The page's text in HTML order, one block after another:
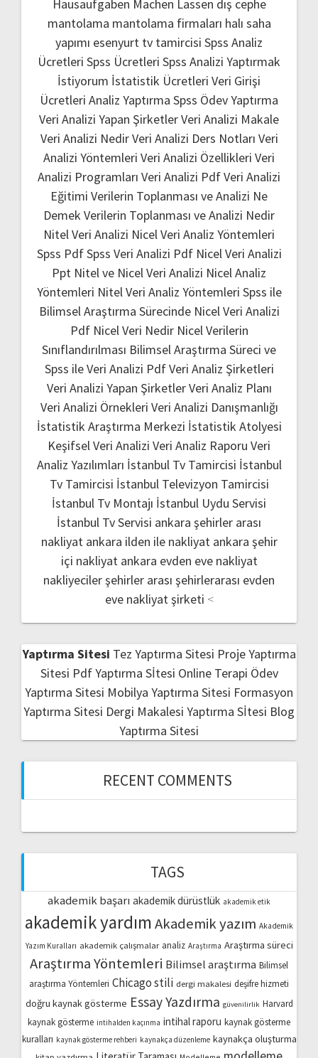
Hausaufgaben Machen Lassen dış cephe
mantolama mantolama firmaları halı saha
yapımı esenyurt tv tamircisi Spss Analiz
Ücretleri Spss Ücretleri Spss Analizi Yaptırmak
İstiyorum İstatistik Ücretleri Veri Girişi
Ücretleri Analiz Yaptırma Spss Ödev Yaptırma
Veri Analizi Yapan ŞirketlerVeri Analizi Makale
Veri Analizi NedirVeri Analizi Ders Notları Veri
Analizi Yöntemleri Veri Analizi Özellikleri Veri
Analizi Programları Veri Analizi PdfVeri Analizi
Eğitimi Verilerin Toplanması ve Analizi Ne
Demek Verilerin Toplanması ve Analizi Nedir
Nitel Veri Analizi Nicel Veri Analiz Yöntemleri
Spss PdfSpss Veri Analizi Pdf Nicel Veri Analizi
Ppt Nitel ve Nicel Veri Analizi Nicel Analiz
Yöntemleri Nitel Veri Analiz Yöntemleri Spss ile
Bilimsel Araştırma Sürecinde Nicel Veri Analizi
Pdf Nicel Veri Nedir Nicel Verilerin
Sınıflandırılması Bilimsel Araştırma Süreci ve
Spss ile Veri Analizi PdfVeri Analiz Şirketleri
Veri Analizi Yapan ŞirketlerVeri Analiz Planı
Veri Analizi Örnekleri Veri Analizi Danışmanlığı
İstatistik Araştırma Merkezi İstatistik Atolyesi
Keşifsel Veri Analizi Veri Analiz Raporu Veri
Analiz Yazılımları İstanbul Tv Tamircisi İstanbul
Tv Tamircisi İstanbul Televizyon Tamircisi
İstanbul Tv Montajı İstanbul Uydu Servisi
İstanbul Tv Servisi ankara şehirler arası
nakliyat ankara ilden ile nakliyat ankara şehir
içi nakliyat ankara evden eve nakliyat
nakliyeciler şehirler arası şehirlerarası evden
eve nakliyat şirketi <
Yaptırma Sitesi Tez Yaptırma Sitesi Proje Yaptırma
Sitesi Pdf Yaptırma Sİtesi Online Terapi Ödev
Yaptırma Sitesi Mobilya Yaptırma Sitesi Formasyon
Yaptırma Sitesi Dergi Makalesi Yaptırma Sİtesi Blog
Yaptırma Sitesi
RECENT COMMENTS
TAGS
akademik başarı akademik dürüstlük akademik etik
akademik yardımAkademik yazım Akademik
Yazım Kuralları akademik çalışmalar analiz Araştırma Araştırma süreci
Araştırma Yöntemleri Bilimsel araştırma Bilimsel
araştırma Yöntemleri Chicago stili dergi makalesi deşifre hizmeti
doğru kaynak gösterme Essay Yazdırma güvenilirlik Harvard
kaynak gösterme intihalden kaçınma intihal raporu kaynak gösterme
kuralları kaynak gösterme rehberi kaynakça düzenleme kaynakça oluşturma